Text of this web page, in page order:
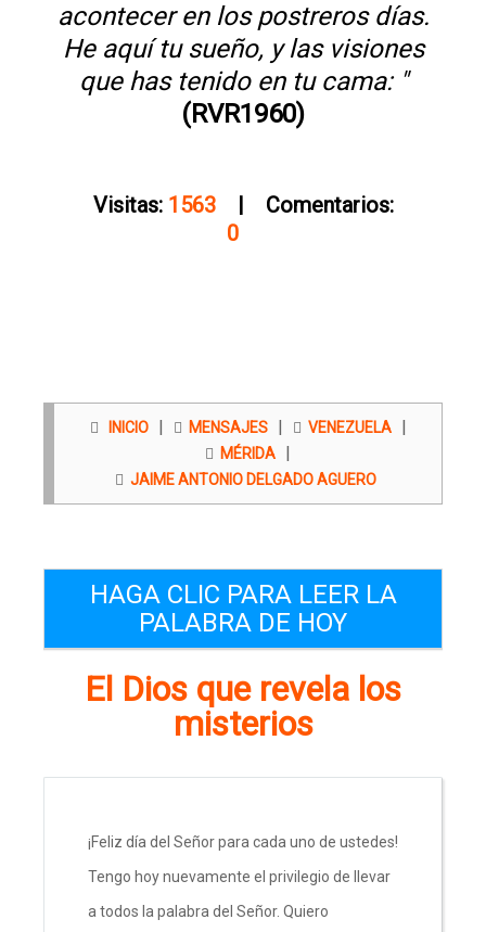
acontecer en los postreros días.
He aquí tu sueño, y las visiones
que has tenido en tu cama: "
(RVR1960)
Visitas:1563
| Comentarios:
0
INICIO | MENSAJES | VENEZUELA |
MÉRIDA |
JAIME ANTONIO DELGADO AGUERO
HAGA CLIC PARA LEER LA
PALABRA DE HOY
El Dios que revela los
misterios
¡Feliz día del Señor para cada uno de ustedes!
Tengo hoy nuevamente el privilegio de llevar
a todos la palabra del Señor. Quiero